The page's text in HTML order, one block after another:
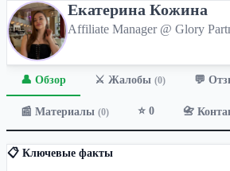
Екатерина Кожина
Affiliate Manager @ Glory
👤 Обзор ⚔️ Жалобы (0) 💬
📰 Материалы (0) ⭐ 0 📇
📋 Ключевые факты